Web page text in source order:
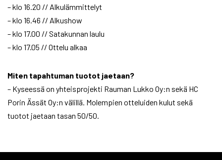
– klo 16.20 // Alkulämmittelyt
– klo 16.46 // Alkushow
– klo 17.00 // Satakunnan laulu
– klo 17.05 // Ottelu alkaa
Miten tapahtuman tuotot jaetaan?
– Kyseessä on yhteisprojekti Rauman Lukko Oy:n sekä HC
Porin Ässät Oy:n välillä. Molempien otteluiden kulut sekä
tuotot jaetaan tasan 50/50.